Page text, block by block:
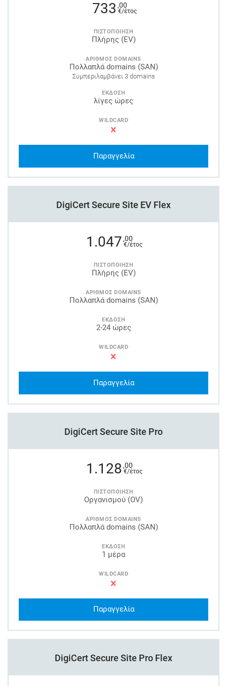
733 ,00
€/έτος
ΠΙΣΤΟΠΟΙΗΣΗ
Πλήρης (EV)
ΑΡΙΘΜΟΣ DOMAINS
Πολλαπλά domains (SAN)
Συμπεριλαμβάνει 3 domains
ΕΚΔΟΣΗ
λίγες ώρες
WILDCARD
Παραγγελία
DigiCert Secure Site EV Flex
1.047 ,00
€/έτος
ΠΙΣΤΟΠΟΙΗΣΗ
Πλήρης (EV)
ΑΡΙΘΜΟΣ DOMAINS
Πολλαπλά domains (SAN)
ΕΚΔΟΣΗ
2-24 ώρες
WILDCARD
Παραγγελία
DigiCert Secure Site Pro
1.128 ,00
€/έτος
ΠΙΣΤΟΠΟΙΗΣΗ
Οργανισμού (OV)
ΑΡΙΘΜΟΣ DOMAINS
Πολλαπλά domains (SAN)
ΕΚΔΟΣΗ
1 μέρα
WILDCARD
Παραγγελία
DigiCert Secure Site Pro Flex